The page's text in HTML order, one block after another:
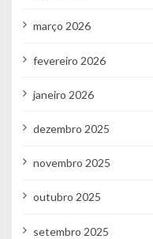
março 2026
fevereiro 2026
janeiro 2026
dezembro 2025
novembro 2025
outubro 2025
setembro 2025